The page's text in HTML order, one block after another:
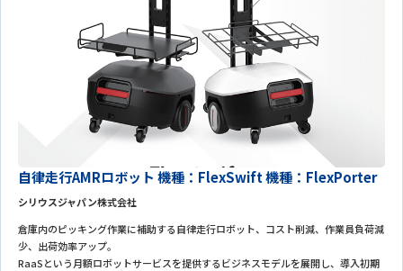
自律走行AMRロボット 機種：FlexSwift 機種：FlexPorter
シリウスジャパン株式会社
倉庫内のピッキング作業に補助する自律走行ロボット、コスト削減、作業員負荷減
少、出荷効率アップ。
RaaSという月額ロボットサービスを提供するビジネスモデルを展開し、導入初期